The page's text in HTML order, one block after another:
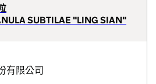
SUBTILAE "LING SIAN"
有限公司